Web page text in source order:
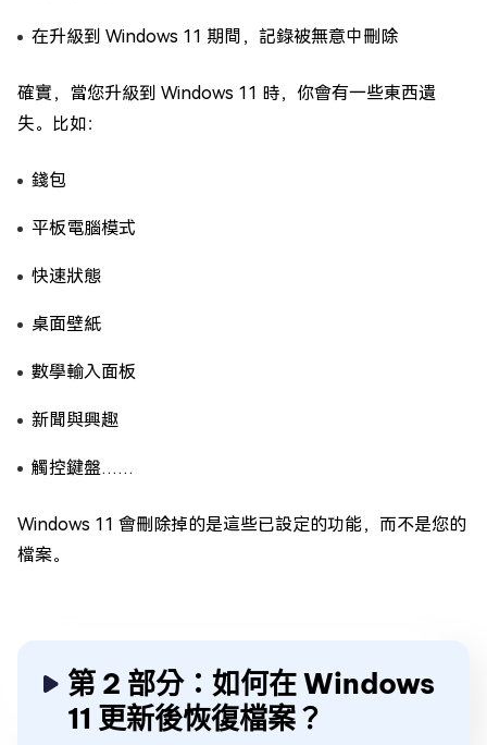
在升級到 Windows 11 期間，記錄被無意中刪除
確實，當您升級到 Windows 11 時，你會有一些東西遺
失。比如：
錢包
平板電腦模式
快速狀態
桌面壁紙
數學輸入面板
新聞與興趣
觸控鍵盤……
Windows 11 會刪除掉的是這些已設定的功能，而不是您的
檔案。
第 2 部分：如何在 Windows
11 更新後恢復檔案？